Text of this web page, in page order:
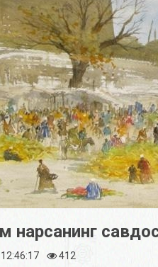
нарсанинг
412